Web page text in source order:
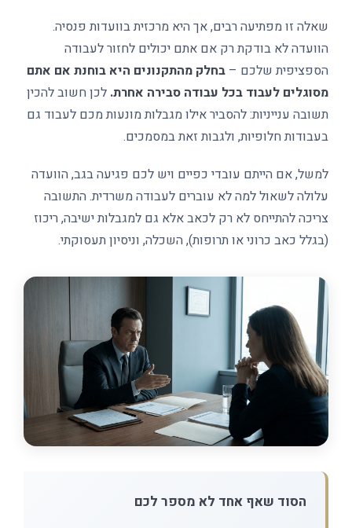
שאלה זו מפתיעה רבים, אך היא מרכזית בוועדות פנסיה.
הוועדה לא בודקת רק אם אתם יכולים לחזור לעבודה
הספציפית שלכם – בחלק מהתקנונים היא בוחנת אם אתם
מסוגלים לעבוד בכל עבודה סבירה אחרת. לכן חשוב להכין
תשובה ענייניות: להסביר אילו מגבלות מונעות מכם לעבוד גם
בעבודות חלופיות, ולגבות זאת במסמכים.
למשל, אם הייתם עובדי כפיים ויש לכם פגיעה בגב, הוועדה
עלולה לשאול למה לא עוברים לעבודה משרדית. התשובה
צריכה להתייחס לא רק לכאב אלא גם למגבלות ישיבה, ריכוז
(בגלל כאב כרוני או תרופות), השכלה, וניסיון תעסוקתי.
הסוד שאף אחד לא מספר לכם